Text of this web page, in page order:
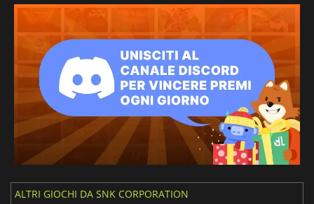
ALTRI GIOCHI DA SNK CORPORATION